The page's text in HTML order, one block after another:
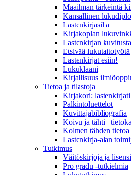
Maailman tärkeintä
Kansallinen
Lastenkirjasilta
Kirjakoplan
Lastenkirjan
Etsivää lukutaitotyötä
Lastenkirjat esiin!
Lukuklaani
Kirjallisuus
Tietoa ja tilastoja
Kirjakori:
Palkintoluettelot
Kuvittaja­bibliografia
Koivu ja tähti
Kolmen tähden tietoa
Lastenkirja-alan
Tutkimus
Väitöskirjoja ja
Pro gradu -tutkielmia